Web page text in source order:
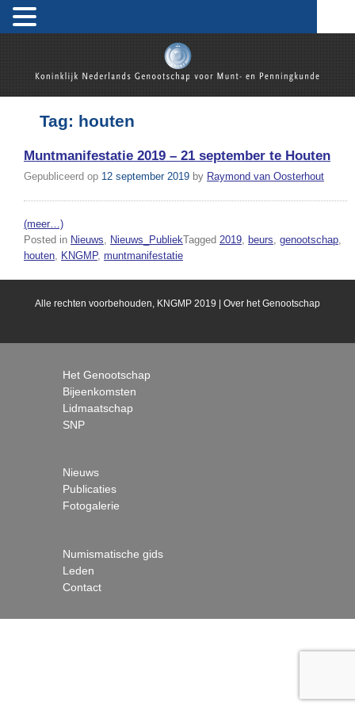
Koninklijk Nederlands Genootschap voor Munt- en
Tag: houten
Muntmanifestatie 2019 – 21 september te Houten
Gepubliceerd op 12 september 2019 by Raymond van Oosterhout
(meer…)
Posted in Nieuws, Nieuws_PubliekTagged 2019, beurs, genootschap,
houten, KNGMP, muntmanifestatie
Het Genootschap
Bijeenkomsten
Lidmaatschap
SNP
Nieuws
Publicaties
Fotogalerie
Numismatische gids
Leden
Contact
Alle rechten voorbehouden, KNGMP 2019 | Over het Genootschap